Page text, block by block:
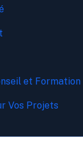
et Formation
Vos Projets